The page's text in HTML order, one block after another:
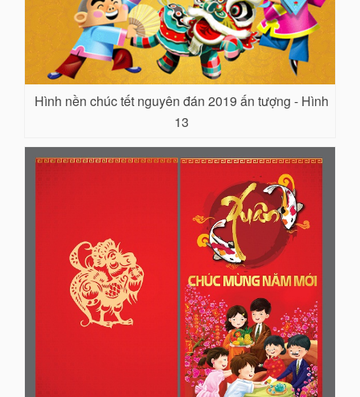
Hình nền chúc tết nguyên đán 2019 ấn tượng - Hình
13